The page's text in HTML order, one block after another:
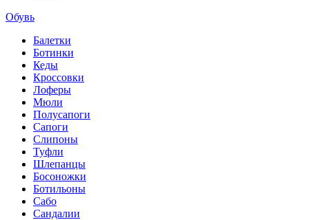
Обувь
Балетки
Ботинки
Кеды
Кроссовки
Лоферы
Мюли
Полусапоги
Сапоги
Слипоны
Туфли
Шлепанцы
Босоножки
Ботильоны
Сабо
Сандалии